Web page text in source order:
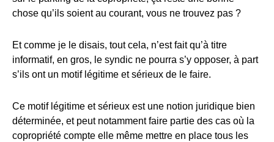
chose qu’ils soient au courant, vous ne trouvez pas ?
Et comme je le disais, tout cela, n’est fait qu’à titre
informatif, en gros, le syndic ne pourra s’y opposer, à part
s’ils ont un motif légitime et sérieux de le faire.
Ce motif légitime et sérieux est une notion juridique bien
déterminée, et peut notamment faire partie des cas où la
copropriété compte elle même mettre en place tous les